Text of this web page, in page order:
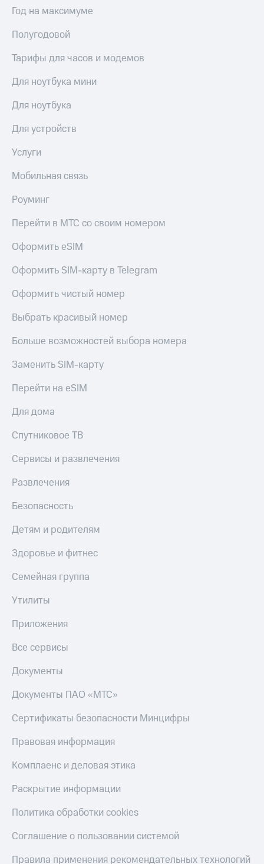
Год на максимуме
Полугодовой
Тарифы для часов и модемов
Для ноутбука мини
Для ноутбука
Для устройств
Услуги
Мобильная связь
Роуминг
Перейти в МТС со своим номером
Оформить eSIM
Оформить SIM-карту в Telegram
Оформить чистый номер
Выбрать красивый номер
Больше возможностей выбора номера
Заменить SIM-карту
Перейти на eSIM
Для дома
Спутниковое ТВ
Сервисы и развлечения
Развлечения
Безопасность
Детям и родителям
Здоровье и фитнес
Семейная группа
Утилиты
Приложения
Все сервисы
Документы
Документы ПАО «МТС»
Сертификаты безопасности Минцифры
Правовая информация
Комплаенс и деловая этика
Раскрытие информации
Политика обработки cookies
Соглашение о пользовании системой
Правила применения рекомендательных технологий